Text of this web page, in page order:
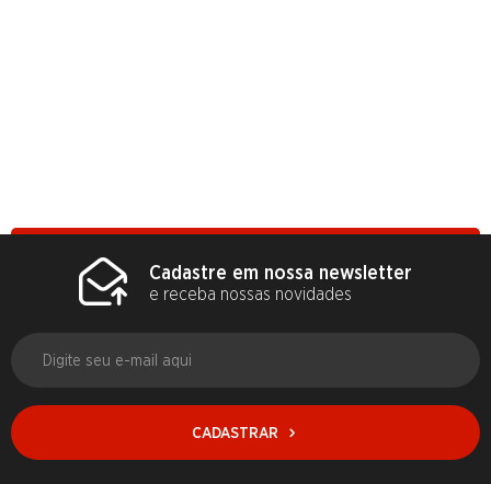
Cadastre em nossa newsletter
e receba nossas novidades
CADASTRAR